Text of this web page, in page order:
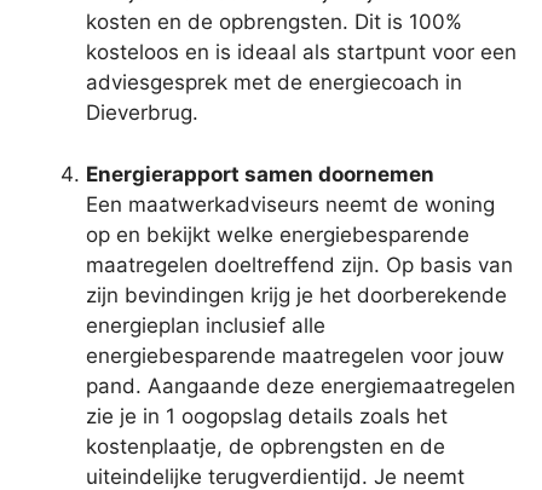
kosten en de opbrengsten. Dit is 100%
kosteloos en is ideaal als startpunt voor een
adviesgesprek met de energiecoach in
Dieverbrug.
Energierapport samen doornemen
Een maatwerkadviseurs neemt de woning
op en bekijkt welke energiebesparende
maatregelen doeltreffend zijn. Op basis van
zijn bevindingen krijg je het doorberekende
energieplan inclusief alle
energiebesparende maatregelen voor jouw
pand. Aangaande deze energiemaatregelen
zie je in 1 oogopslag details zoals het
kostenplaatje, de opbrengsten en de
uiteindelijke terugverdientijd. Je neemt